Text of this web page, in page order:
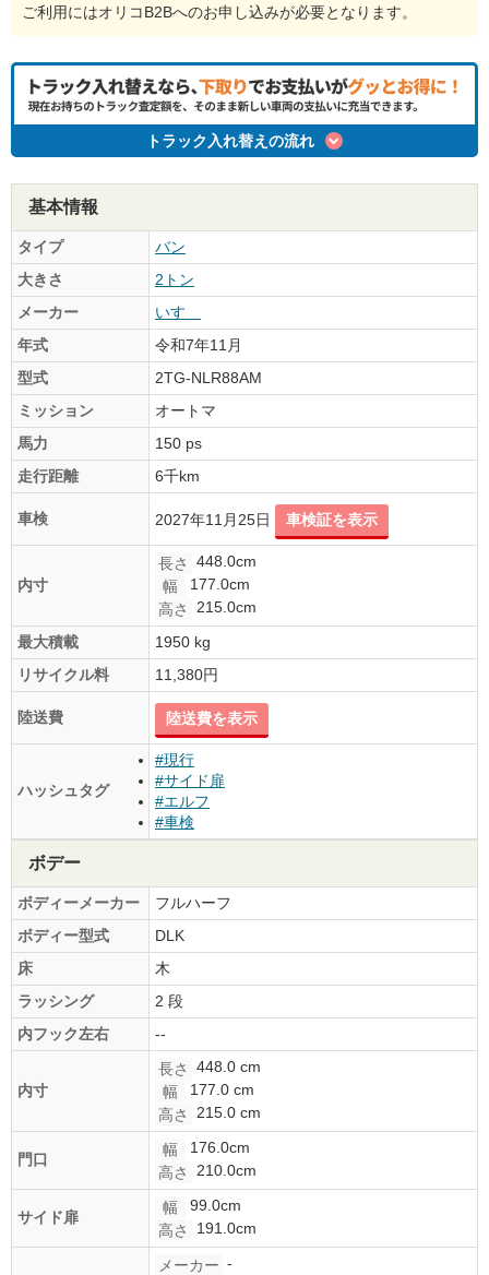
ご利用にはオリコB2Bへのお申し込みが必要となります。
トラック入れ替えの流れ
基本情報
タイプ
バン
大きさ
2トン
メーカー
いすゞ
年式
令和7年11月
型式
2TG-NLR88AM
ミッション
オートマ
馬力
150 ps
走行距離
6千km
車検 2027年11月25日 車検証を表示
内寸
長さ
448.0cm
幅
177.0cm
高さ
215.0cm
最大積載
1950 kg
リサイクル料
11,380円
陸送費 陸送費を表示
ハッシュタグ
#現行
#サイド扉
#エルフ
#車検
ボデー
ボディーメーカー
フルハーフ
ボディー型式
DLK
床
木
ラッシング
2 段
内フック左右
--
内寸
長さ
448.0 cm
幅
177.0 cm
高さ
215.0 cm
門口
幅
176.0cm
高さ
210.0cm
サイド扉
幅
99.0cm
高さ
191.0cm
メーカー -